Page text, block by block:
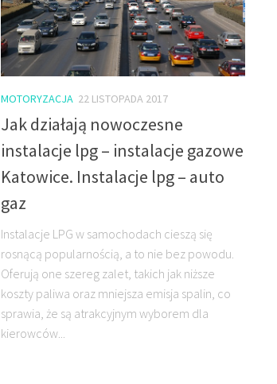
MOTORYZACJA 22 LISTOPADA 2017
Jak działają nowoczesne
instalacje lpg – instalacje gazowe
Katowice. Instalacje lpg – auto
gaz
Instalacje LPG w samochodach cieszą się
rosnącą popularnością, a to nie bez powodu.
Oferują one szereg zalet, takich jak niższe
koszty paliwa oraz mniejsza emisja spalin, co
sprawia, że są atrakcyjnym wyborem dla
kierowców...